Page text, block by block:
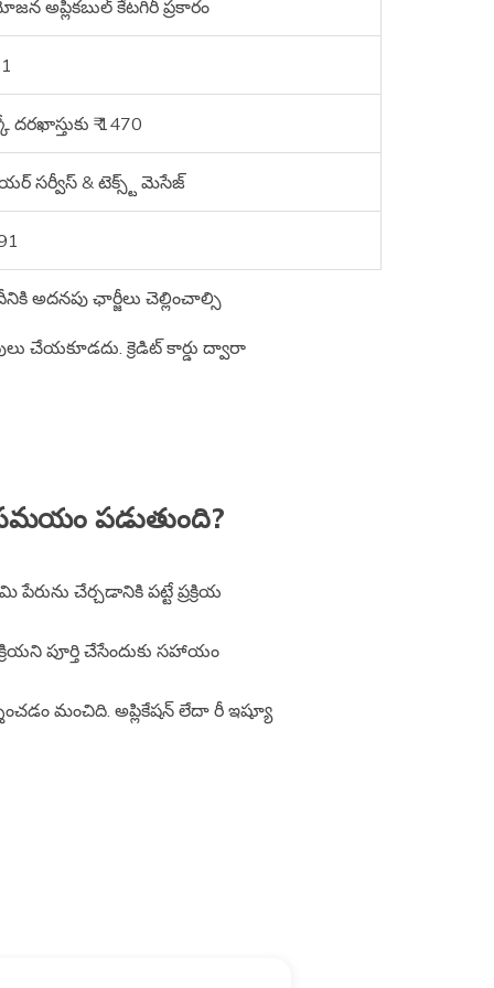
అప్లికబుల్ కేటగిరీ ప్రకారం
దరఖాస్తుకు ₹ 1470
సర్వీస్ & టెక్స్ట్ మెసేజ్
అదనపు ఛార్జీలు చెల్లించాల్సి
చేయకూడదు. క్రెడిట్ కార్డు ద్వారా
పడుతుంది?
చేర్చడానికి పట్టే ప్రక్రియ
పూర్తి చేసేందుకు సహాయం
మంచిది. అప్లికేషన్ లేదా రీ ఇష్యూ